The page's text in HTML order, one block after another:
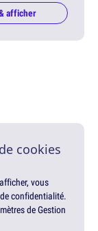
afficher
cookies
vous
confidentialité.
de Gestion